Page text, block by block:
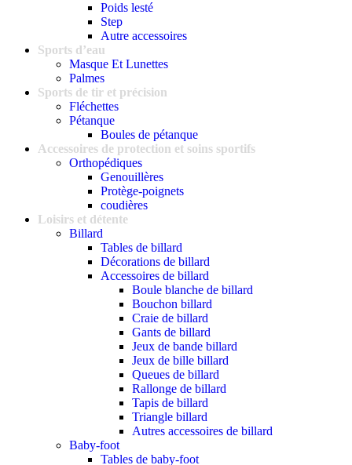
Poids lesté
Step
Autre accessoires
Sports d’eau
Masque Et Lunettes
Palmes
Sports de tir et précision
Fléchettes
Pétanque
Boules de pétanque
Accessoires de protection et soins sportifs
Orthopédiques
Genouillères
Protège-poignets
coudières
Loisirs et détente
Billard
Tables de billard
Décorations de billard
Accessoires de billard
Boule blanche de billard
Bouchon billard
Craie de billard
Gants de billard
Jeux de bande billard
Jeux de bille billard
Queues de billard
Rallonge de billard
Tapis de billard
Triangle billard
Autres accessoires de billard
Baby-foot
Tables de baby-foot